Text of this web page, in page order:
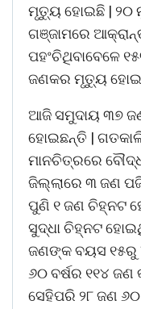
ମୃତ୍ୟୁ ହୋଇଛି | ୨୦
ଗଞ୍ଜାମରେ
ପହଂଚିଥିବାବେଳେ
ଜଣକର ମୃତ୍ୟୁ
ଆଜି ସମୁଦାୟ ୩୭
ହୋଇଛନ୍ତି |
ମାନଚିତ୍ରରେ
ଜିଲ୍ଲାରେ ୩ ଜଣ
ପୁଣି ୧ ଜଣ ଚିହ୍ନଟ
ସୁଦ୍ଧା ଚିହ୍ନଟ
ଜଣଙ୍କ ବୟସ ୧୫ରୁ
୬୦ ବର୍ଷର ୧୧୪
ସେହିପରି ୨୮ ଜଣ ୬୦